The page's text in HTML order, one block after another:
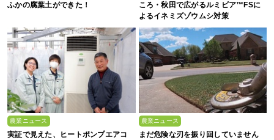
ふかの腐葉土ができた！
ころ・秋田で広がるルミビア™FSに
よるイネミズゾウムシ対策
農業ニュース
実証で見えた、ヒートポンプエアコ
農業ニュース
まだ危険な刃を振り回していません